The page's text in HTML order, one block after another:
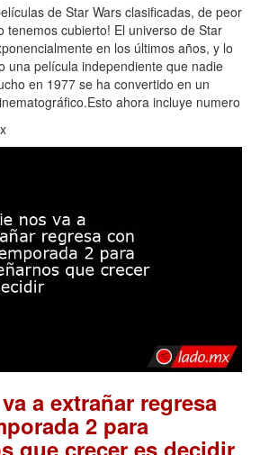
de Star Wars clasificadas, de peor
tenemos cubierto! El universo de Star
en los últimos años, y lo
una película independiente que nadie
en 1977 se ha convertido en un
ahora incluye numero
a extrañar regresa
2 para
que crecer es decidir.